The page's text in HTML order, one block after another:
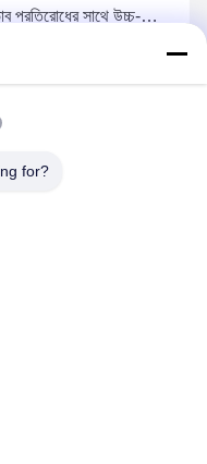
প্রতিরোধের সাথে উচ্চ-
for?